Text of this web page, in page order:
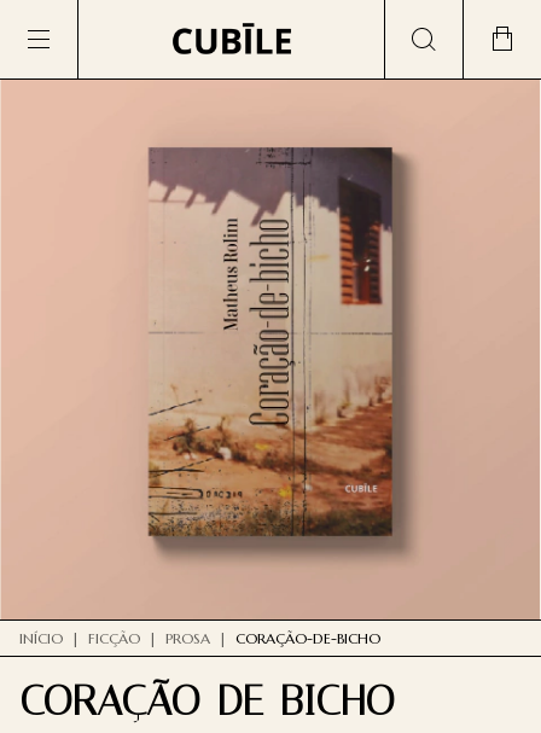
INÍCIO | FICÇÃO | PROSA | CORAÇÃO-DE-BICHO
CORAÇÃO-DE-BICHO